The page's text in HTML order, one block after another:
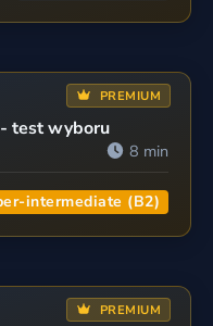
PREMIUM
test wyboru
8 min
intermediate (B2)
PREMIUM